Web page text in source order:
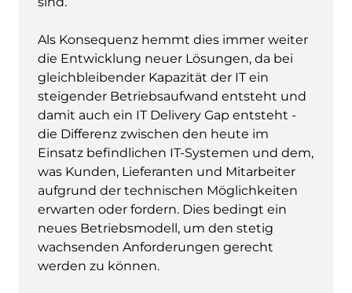
Als Konsequenz hemmt dies immer weiter
die Entwicklung neuer Lösungen, da bei
gleichbleibender Kapazität der IT ein
steigender Betriebsaufwand entsteht und
damit auch ein IT Delivery Gap entsteht -
die Differenz zwischen den heute im
Einsatz befindlichen IT-Systemen und dem,
was Kunden, Lieferanten und Mitarbeiter
aufgrund der technischen Möglichkeiten
erwarten oder fordern. Dies bedingt ein
neues Betriebsmodell, um den stetig
wachsenden Anforderungen gerecht
werden zu können.